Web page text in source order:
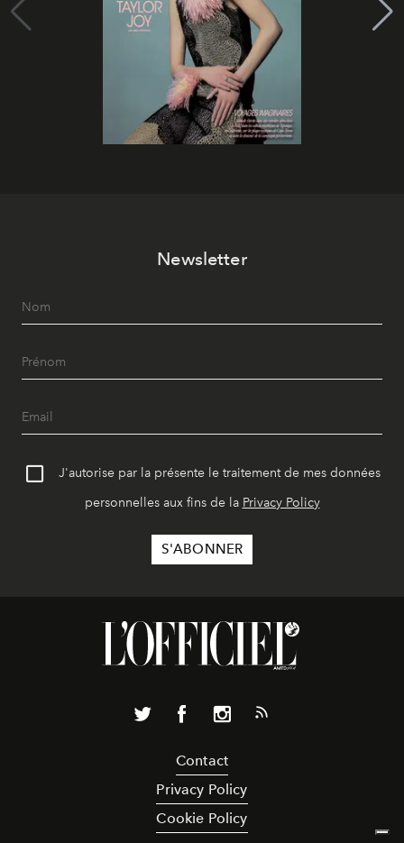
Newsletter
J'autorise par la présente le traitement de mes données
personnelles aux fins de la Privacy Policy
Contact
Privacy Policy
Cookie Policy